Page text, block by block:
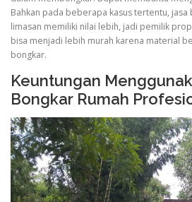
Bahkan pada beberapa kasus tertentu, jasa
limasan memiliki nilai lebih, jadi pemilik
bisa menjadi lebih murah karena material
bongkar.
Keuntungan
Bongkar Rumah